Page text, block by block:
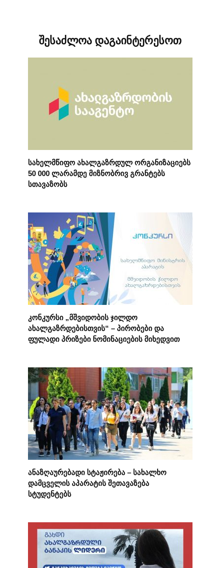
შესაძლოა დაგაინტერესოთ
სახელმწიფო ახალგაზრდულ ორგანიზაციებს
50 000 ლარამდე მიზნობრივ გრანტებს
სთავაზობს
კონკურსი „მშვიდობის ჯილდო
ახალგაზრდებისთვის“ – პირობები და
ფულადი პრიზები ნომინაციების მიხედვით
ანაზღაურებადი სტაჟირება – სახალხო
დამცველის აპარატის შეთავაზება
სტუდენტებს